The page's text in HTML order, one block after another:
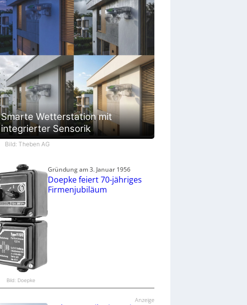
Smarte Wetterstation mit
integrierter Sensorik
Bild: Theben AG
Bild: Doepke
Gründung am 3. Januar 1956
Doepke feiert 70-jähriges
Firmenjubiläum
Anzeige